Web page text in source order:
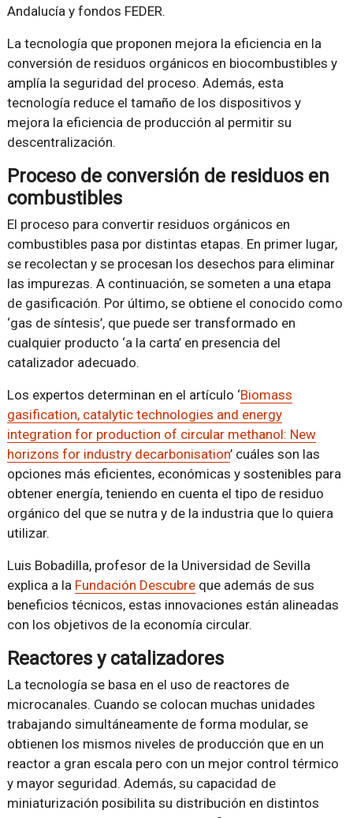
Andalucía y fondos FEDER.
La tecnología que proponen mejora la eficiencia en la
conversión de residuos orgánicos en biocombustibles y
amplía la seguridad del proceso. Además, esta
tecnología reduce el tamaño de los dispositivos y
mejora la eficiencia de producción al permitir su
descentralización.
Proceso de conversión de residuos en
combustibles
El proceso para convertir residuos orgánicos en
combustibles pasa por distintas etapas. En primer lugar,
se recolectan y se procesan los desechos para eliminar
las impurezas. A continuación, se someten a una etapa
de gasificación. Por último, se obtiene el conocido como
‘gas de síntesis’, que puede ser transformado en
cualquier producto ‘a la carta’ en presencia del
catalizador adecuado.
Los expertos determinan en el artículo ‘Biomass
gasification, catalytic technologies and energy
integration for production of circular methanol: New
horizons for industry decarbonisation’ cuáles son las
opciones más eficientes, económicas y sostenibles para
obtener energía, teniendo en cuenta el tipo de residuo
orgánico del que se nutra y de la industria que lo quiera
utilizar.
Luis Bobadilla, profesor de la Universidad de Sevilla
explica a la Fundación Descubreque además de sus
beneficios técnicos, estas innovaciones están alineadas
con los objetivos de la economía circular.
Reactores y catalizadores
La tecnología se basa en el uso de reactores de
microcanales. Cuando se colocan muchas unidades
trabajando simultáneamente de forma modular, se
obtienen los mismos niveles de producción que en un
reactor a gran escala pero con un mejor control térmico
y mayor seguridad. Además, su capacidad de
miniaturización posibilita su distribución en distintos